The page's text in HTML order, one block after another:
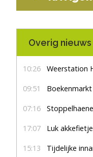
Overig nieuws
10:26 Weerstation
09:51 Boekenmarkt
07:16
17:07 Luk
15:13 Tijdelijke